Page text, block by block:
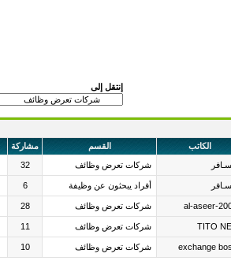
إنتقل إلى
الكاتب القسم مشاركة
شركات تعرض وظائف 32
أفراد يبحثون عن وظيفة 6
al-aseer- شركات تعرض وظائف 28
TITO شركات تعرض وظائف 11
exchange شركات تعرض وظائف 10